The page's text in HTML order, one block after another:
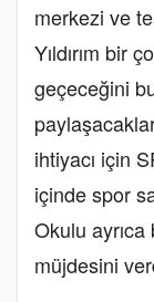
merkezi ve
Yıldırım bir
geçeceğini
ihtiyacı için
içinde spor
Okulu ayrıca
müjdesini